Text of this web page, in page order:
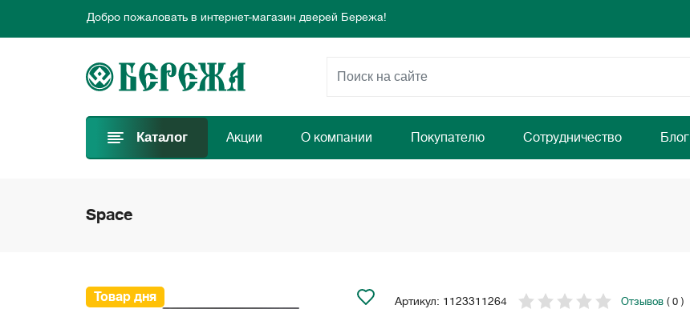
Добро пожаловать в интернет-магазин дверей Бережа!
Предлагаем новые выгодные предложения каждый день для комфорта и уюта вашего дома
Добро пожаловать в интернет-магазин дверей Бережа!
Предлагаем новые выгодные предложения каждый день для комфорта и уюта вашего дома
Каталог Акции О компании Покупателю Сотрудничество Блог
Space
Товар дня Артикул: 1123311264 Отзывов ( 0 )